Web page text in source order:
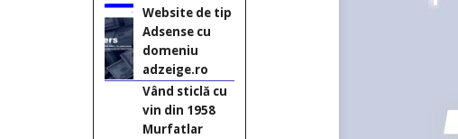
Website de tip
Adsense cu
domeniu
adzeige.ro
Vând sticlă cu
vin din 1958
Murfatlar